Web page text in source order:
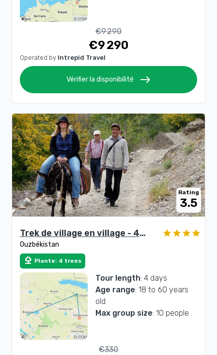
€9 290
€9 290
Operated by Intrepid Travel
Vérifier la disponibilité east
Trek de village en village - 4
jours
Ouzbékistan
nature Plante: 4 trees
Tour length: 4 days
Age range: 18 to 60 years
old
Max group size: 10 people
Rating
3.5
€330